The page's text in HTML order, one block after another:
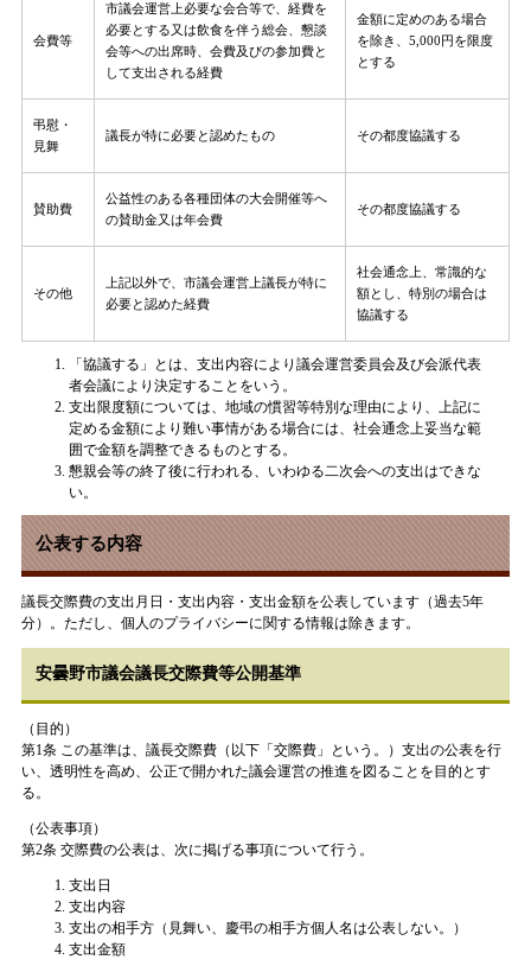
会費等
市議会運営上必要な会合等で、経費を
必要とする又は飲食を伴う総会、懇談
会等への出席時、会費及びの参加費と
して支出される経費
金額に定めのある場合
を除き、5,000円を限度
とする
弔慰・
見舞
議長が特に必要と認めたもの その都度協議する
賛助費
公益性のある各種団体の大会開催等へ
の賛助金又は年会費
その都度協議する
その他
上記以外で、市議会運営上議長が特に
必要と認めた経費
社会通念上、常識的な
額とし、特別の場合は
協議する
「協議する」とは、支出内容により議会運営委員会及び会派代表
者会議により決定することをいう。
支出限度額については、地域の慣習等特別な理由により、上記に
定める金額により難い事情がある場合には、社会通念上妥当な範
囲で金額を調整できるものとする。
懇親会等の終了後に行われる、いわゆる二次会への支出はできな
い。
公表する内容
議長交際費の支出月日・支出内容・支出金額を公表しています（過去5年
分）。ただし、個人のプライバシーに関する情報は除きます。
安曇野市議会議長交際費等公開基準
（目的）
第1条 この基準は、議長交際費（以下「交際費」という。）支出の公表を行
い、透明性を高め、公正で開かれた議会運営の推進を図ることを目的とす
る。
（公表事項）
第2条 交際費の公表は、次に掲げる事項について行う。
支出日
支出内容
支出の相手方（見舞い、慶弔の相手方個人名は公表しない。）
支出金額